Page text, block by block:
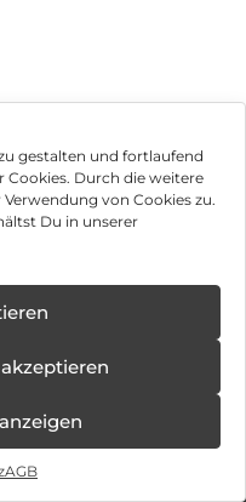
gestalten und fortlaufend
Cookies. Durch die weitere
von Cookies zu.
Du in unserer
AGB Reserved.